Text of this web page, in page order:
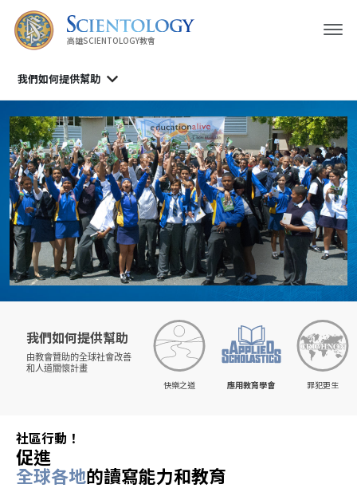
高雄SCIENTOLOGY教會
我們如何提供幫助
我們如何提供幫助
由教會贊助的全球社會改善
和人道關懷計畫
快樂之道
應用教育學會 罪犯更生
社區行動！
促進
全球各地的讀寫能力和教育